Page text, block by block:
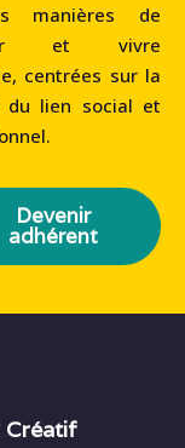
manières de
et vivre
centrées sur la
du lien social et
Devenir
adhérent
Créatif